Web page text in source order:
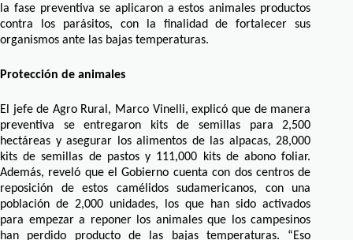
la fase preventiva se aplicaron a estos animales productos
contra los parásitos, con la finalidad de fortalecer sus
organismos ante las bajas temperaturas.
Protección de animales
El jefe de Agro Rural, Marco Vinelli, explicó que de manera
preventiva se entregaron kits de semillas para 2,500
hectáreas y asegurar los alimentos de las alpacas, 28,000
kits de semillas de pastos y 111,000 kits de abono foliar.
Además, reveló que el Gobierno cuenta con dos centros de
reposición de estos camélidos sudamericanos, con una
población de 2,000 unidades, los que han sido activados
para empezar a reponer los animales que los campesinos
han perdido producto de las bajas temperaturas. “Eso